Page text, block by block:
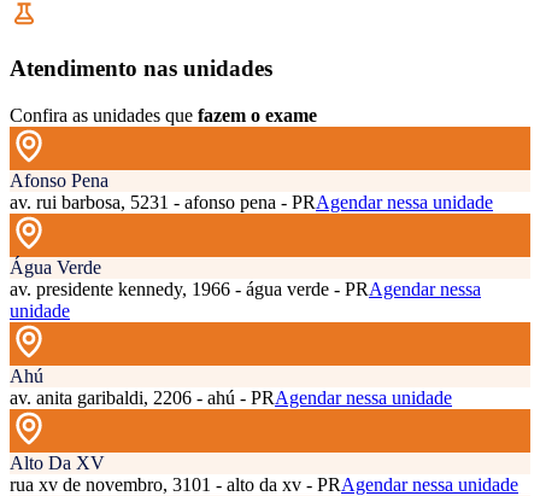
Atendimento nas unidades
Confira as unidades que fazem o exame
Afonso Pena
av. rui barbosa, 5231 - afonso pena - PRAgendar nessa unidade
Água Verde
av. presidente kennedy, 1966 - água verde - PRAgendar nessa
unidade
Ahú
av. anita garibaldi, 2206 - ahú - PRAgendar nessa unidade
Alto Da XV
rua xv de novembro, 3101 - alto da xv - PRAgendar nessa unidade